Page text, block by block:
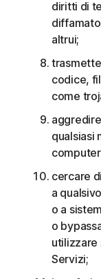
diritti di
altrui;
codice,
come
qualsiasi
cercare
a
o a
o
utilizzare
Servizi;